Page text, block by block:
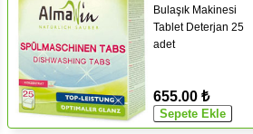
Bulaşık Makinesi
Tablet Deterjan 25
adet
655.00 ₺